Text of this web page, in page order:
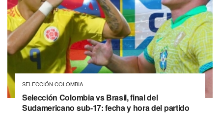
SELECCIÓN COLOMBIA
Selección Colombia vs Brasil, final del
Sudamericano sub-17: fecha y hora del partido